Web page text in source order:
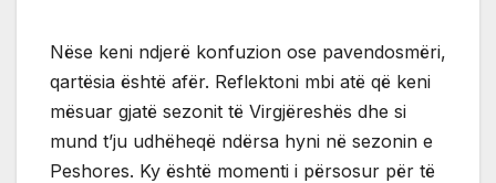
Nëse keni ndjerë konfuzion ose pavendosmëri,
qartësia është afër. Reflektoni mbi atë që keni
mësuar gjatë sezonit të Virgjëreshës dhe si
mund t’ju udhëheqë ndërsa hyni në sezonin e
Peshores. Ky është momenti i përsosur për të